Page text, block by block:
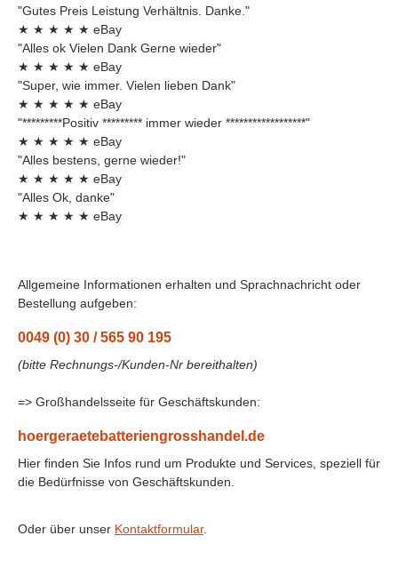
"Gutes Preis Leistung Verhältnis. Danke."
★ ★ ★ ★ ★ eBay
"Alles ok Vielen Dank Gerne wieder"
★ ★ ★ ★ ★ eBay
"Super, wie immer. Vielen lieben Dank"
★ ★ ★ ★ ★ eBay
"*********Positiv ********* immer wieder ******************"
★ ★ ★ ★ ★ eBay
"Alles bestens, gerne wieder!"
★ ★ ★ ★ ★ eBay
"Alles Ok, danke"
★ ★ ★ ★ ★ eBay
Allgemeine Informationen erhalten und Sprachnachricht oder
Bestellung aufgeben:
0049 (0) 30 / 565 90 195
(bitte Rechnungs-/Kunden-Nr bereithalten)
=> Großhandelsseite für Geschäftskunden:
hoergeraetebatteriengrosshandel.de
Hier finden Sie Infos rund um Produkte und Services, speziell für
die Bedürfnisse von Geschäftskunden.
Oder über unser Kontaktformular.